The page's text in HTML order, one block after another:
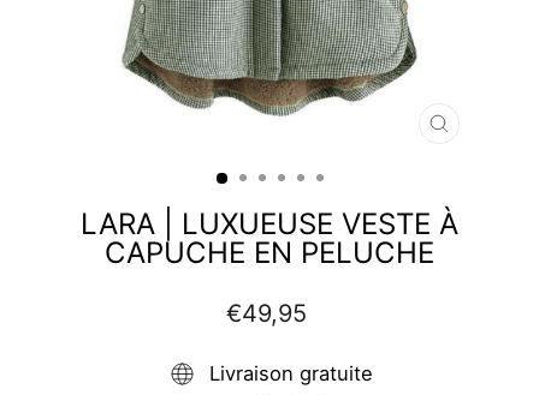
FERMER
LARA | LUXUEUSE VESTE À
CAPUCHE EN PELUCHE
Prix
régulier
€49,95
Livraison gratuite